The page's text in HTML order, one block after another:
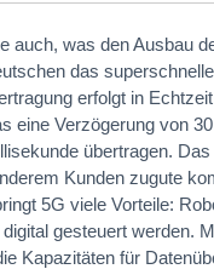
auch, was den Ausbau
das
erfolgt in
eine Verzögerung von
übertragen.
Kunden zugute
5G viele Vorteile:
gesteuert werden.
Kapazitäten für